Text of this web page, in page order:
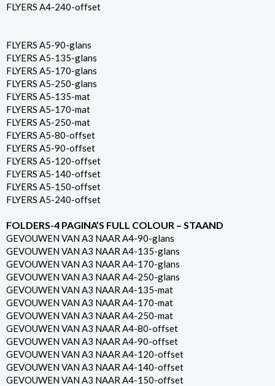
FLYERS A4-240-offset
FLYERS A5-90-glans
FLYERS A5-135-glans
FLYERS A5-170-glans
FLYERS A5-250-glans
FLYERS A5-135-mat
FLYERS A5-170-mat
FLYERS A5-250-mat
FLYERS A5-80-offset
FLYERS A5-90-offset
FLYERS A5-120-offset
FLYERS A5-140-offset
FLYERS A5-150-offset
FLYERS A5-240-offset
FOLDERS-4 PAGINA’S FULL COLOUR – STAAND
GEVOUWEN VAN A3 NAAR A4-90-glans
GEVOUWEN VAN A3 NAAR A4-135-glans
GEVOUWEN VAN A3 NAAR A4-170-glans
GEVOUWEN VAN A3 NAAR A4-250-glans
GEVOUWEN VAN A3 NAAR A4-135-mat
GEVOUWEN VAN A3 NAAR A4-170-mat
GEVOUWEN VAN A3 NAAR A4-250-mat
GEVOUWEN VAN A3 NAAR A4-80-offset
GEVOUWEN VAN A3 NAAR A4-90-offset
GEVOUWEN VAN A3 NAAR A4-120-offset
GEVOUWEN VAN A3 NAAR A4-140-offset
GEVOUWEN VAN A3 NAAR A4-150-offset